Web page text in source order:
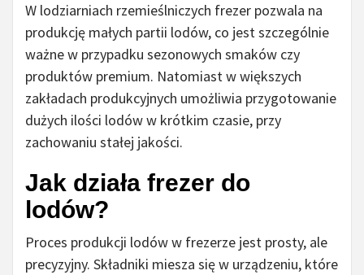
W lodziarniach rzemieślniczych frezer pozwala na
produkcję małych partii lodów, co jest szczególnie
ważne w przypadku sezonowych smaków czy
produktów premium. Natomiast w większych
zakładach produkcyjnych umożliwia przygotowanie
dużych ilości lodów w krótkim czasie, przy
zachowaniu stałej jakości.
Jak działa frezer do
lodów?
Proces produkcji lodów w frezerze jest prosty, ale
precyzyjny. Składniki miesza się w urządzeniu, które